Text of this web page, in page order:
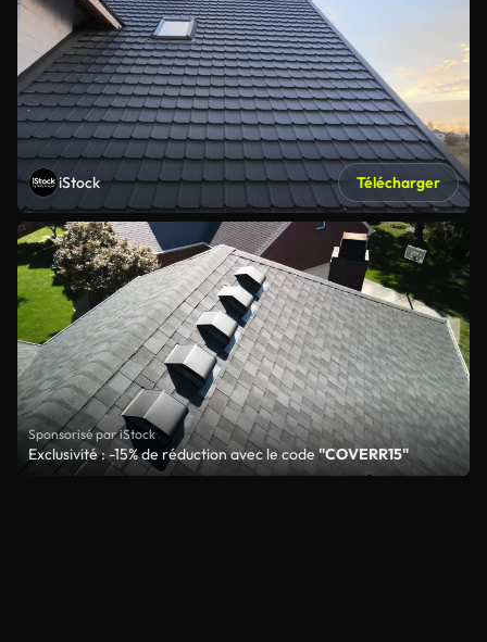
iStock Télécharger
Sponsorisé par iStock
Exclusivité : -15% de réduction avec le code"COVERR15"